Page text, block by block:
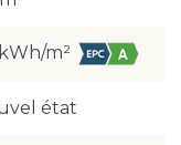
m²
état